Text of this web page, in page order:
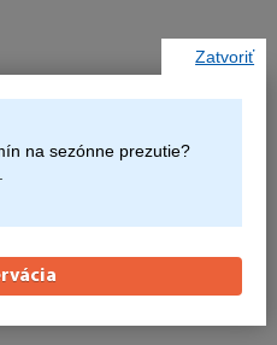
Zatvoriť
na sezónne prezutie?